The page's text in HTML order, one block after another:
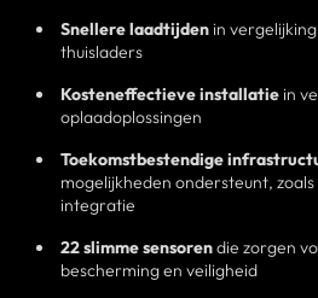
Snellere laadtijden in
thuisladers
Kosteneffectieve installatie in
oplaadoplossingen
Toekomstbestendige
mogelijkheden ondersteunt,
integratie
22 slimme sensorendie zorgen
bescherming en veiligheid